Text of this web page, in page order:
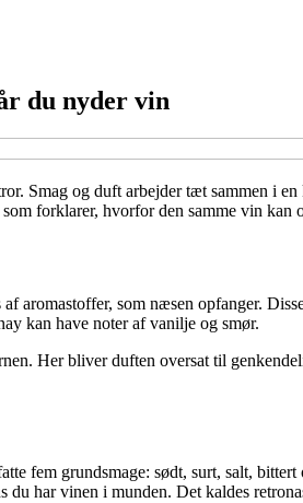
du nyder vin
Smag og duft arbejder tæt sammen i
forklarer, hvorfor den samme vin
aromastoffer, som næsen opfanger.
kan have noter af vanilje og smør.
Her bliver duften oversat til
fem grundsmage: sødt, surt, salt,
har vinen i munden. Det kaldes